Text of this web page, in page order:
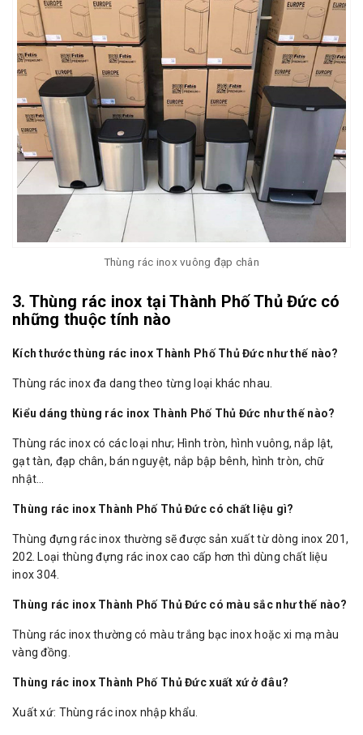
Thùng rác inox vuông đạp chân
3. Thùng rác inox tại Thành Phố Thủ Đức có
những thuộc tính nào
Kích thước thùng rác inox Thành Phố Thủ Đức như thế nào?
Thùng rác inox đa dang theo từng loại khác nhau.
Kiểu dáng thùng rác inox Thành Phố Thủ Đức như thế nào?
Thùng rác inox có các loại như; Hình tròn, hình vuông, nắp lật,
gạt tàn, đạp chân, bán nguyệt, nắp bập bênh, hình tròn, chữ
nhật…
Thùng rác inox Thành Phố Thủ Đức có chất liệu gì?
Thùng đựng rác inox thường sẽ được sản xuất từ dòng inox 201,
202. Loại thùng đựng rác inox cao cấp hơn thì dùng chất liệu
inox 304.
Thùng rác inox Thành Phố Thủ Đức có màu sắc như thế nào?
Thùng rác inox thường có màu trắng bạc inox hoặc xi mạ màu
vàng đồng.
Thùng rác inox Thành Phố Thủ Đức xuất xứ ở đâu?
Xuất xứ: Thùng rác inox nhập khẩu.